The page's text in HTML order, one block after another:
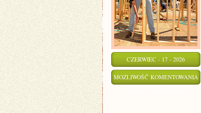
CZERWIEC - 17 - 2026
MOŻLIWOŚĆ KOMENTOWANIA